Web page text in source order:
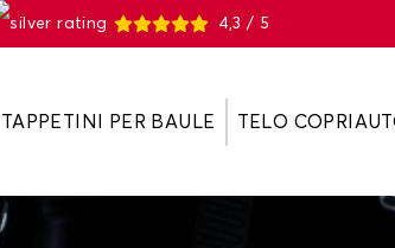
4,3 / 5
TAPPETINI PER BAULE TELO